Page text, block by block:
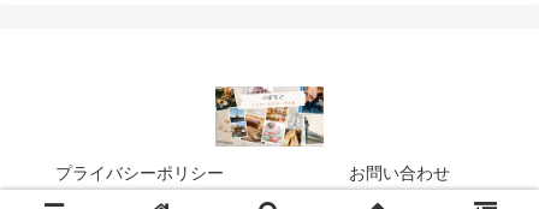
プライバシーポリシー お問い合わせ